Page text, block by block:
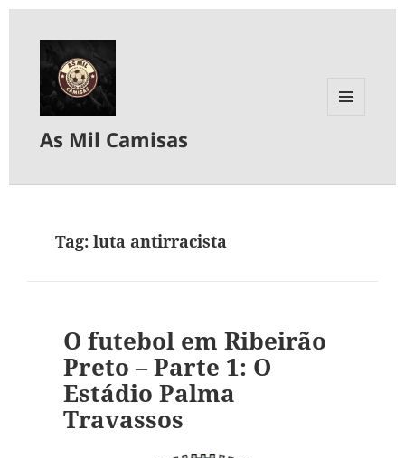
As Mil Camisas
Tag:luta antirracista
O futebol em Ribeirão
Preto – Parte 1: O
Estádio Palma
Travassos